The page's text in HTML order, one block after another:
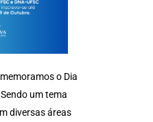
o Dia
um tema
diversas áreas